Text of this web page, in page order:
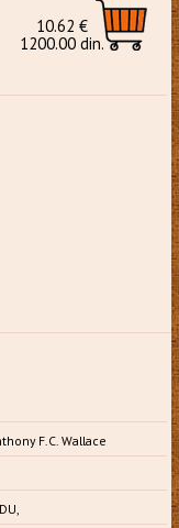
10.62 €
1200.00 din.
F.C. Wallace